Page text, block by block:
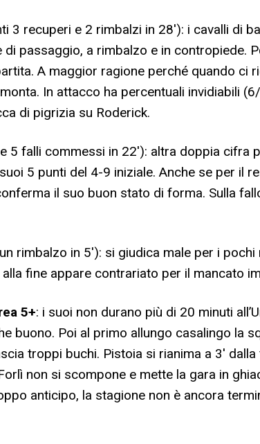
3 recuperi e 2 rimbalzi in 28′): i cavalli di
di passaggio, a rimbalzo e in contropiede.
A maggior ragione perché quando ci
In attacco ha percentuali invidiabili
di pigrizia su Roderick.
5 falli commessi in 22′): altra doppia cifra
5 punti del 4-9 iniziale. Anche se per il
il suo buon stato di forma. Sulla
rimbalzo in 5′): si giudica male per i
fine appare contrariato per il mancato
5+: i suoi non durano più di 20 minuti
buono. Poi al primo allungo casalingo la
troppi buchi. Pistoia si rianima a 3′
non si scompone e mette la gara in
anticipo, la stagione non è ancora